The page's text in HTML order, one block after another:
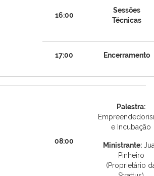
16:00
Sessões
Técnicas
17:00 Encerramento
08:00
Palestra:
e Incubação
Ministrante:
Pinheiro
(Proprietário